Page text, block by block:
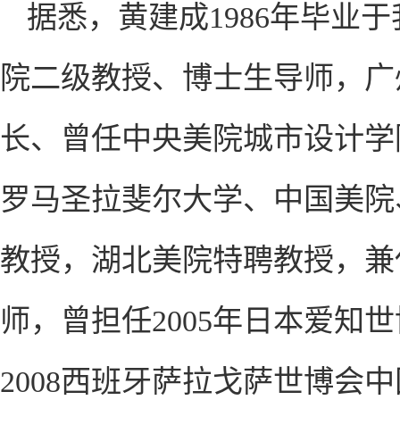
据悉，黄建成1986年毕业
院二级教授、博士生导师，
长、曾任中央美院城市设计
罗马圣拉斐尔大学、中国美
教授，湖北美院特聘教授，
师，曾担任2005年日本爱知
2008西班牙萨拉戈萨世博会